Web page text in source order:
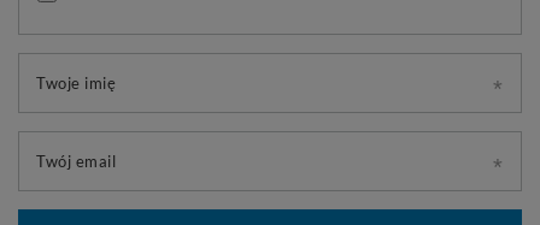
Twoje imię
Twój email